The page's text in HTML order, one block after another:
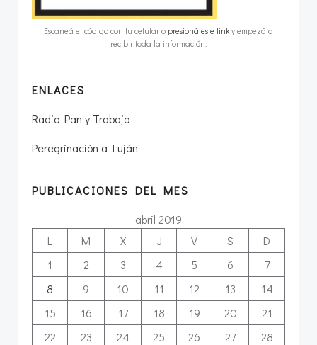
Escaneá el código con tu celular o presioná este link y empezá a
recibir toda la información.
ENLACES
Radio Pan y Trabajo
Peregrinación a Luján
PUBLICACIONES DEL MES
abril 2019
L
M X J V S
D
1
2 3 4 5 6
7
8
9 10 11 12 13
14
15
16 17 18 19 20
21
22
23 24 25 26 27
28